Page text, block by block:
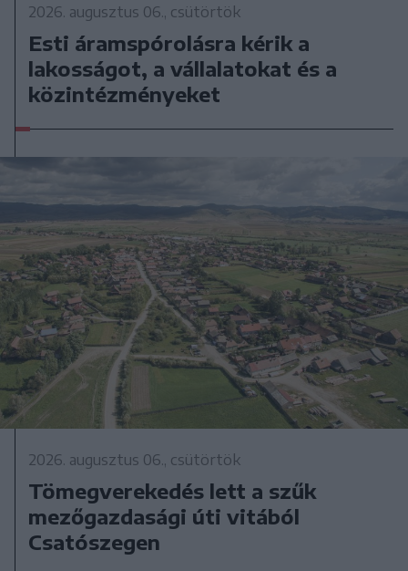
2026. augusztus 06., csütörtök
Esti áramspórolásra kérik a
lakosságot, a vállalatokat és a
közintézményeket
2026. augusztus 06., csütörtök
Tömegverekedés lett a szűk
mezőgazdasági úti vitából
Csatószegen